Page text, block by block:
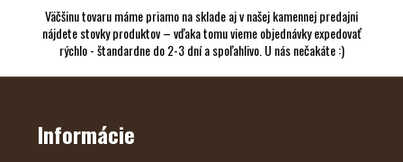
Väčšinu tovaru máme priamo na sklade aj v našej kamennej predajni
nájdete stovky produktov – vďaka tomu vieme objednávky expedovať
rýchlo - štandardne do 2-3 dní a spoľahlivo. U nás nečakáte :)
Z
Informácie